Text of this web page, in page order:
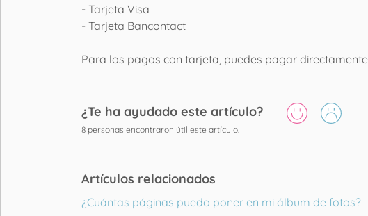
- Tarjeta Visa
- Tarjeta Bancontact
Para los pagos con tarjeta, puedes pagar
¿Te ha ayudado este artículo?
8 personas encontraron útil este artículo.
Artículos relacionados
¿Cuántas páginas puedo poner en mi álbum de fotos?